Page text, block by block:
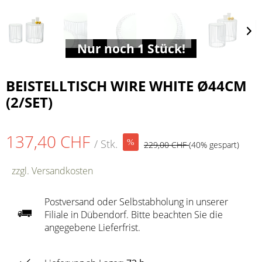
Nur noch 1 Stück!
BEISTELLTISCH WIRE WHITE Ø44CM
(2/SET)
137,40 CHF / Stk. 229,00 CHF(40% gespart)
zzgl. Versandkosten
Postversand oder Selbstabholung in unserer
Filiale in Dübendorf. Bitte beachten Sie die
angegebene Lieferfrist.